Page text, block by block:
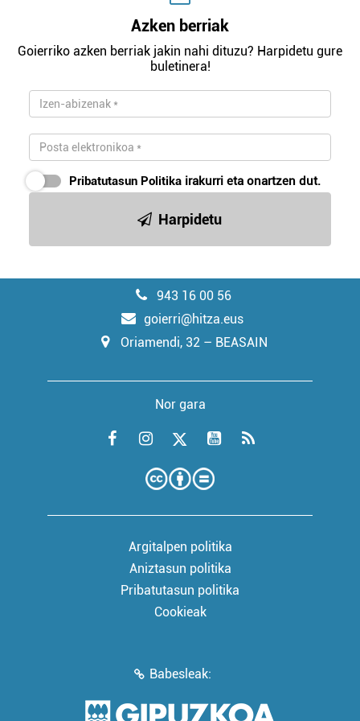
Azken berriak
Goierriko azken berriak jakin nahi dituzu? Harpidetu gure
buletinera!
Pribatutasun Politika irakurri eta onartzen dut.
Harpidetu
943 16 00 56
goierri@hitza.eus
Oriamendi, 32 – BEASAIN
Nor gara
Argitalpen politika
Aniztasun politika
Pribatutasun politika
Cookieak
Babesleak: